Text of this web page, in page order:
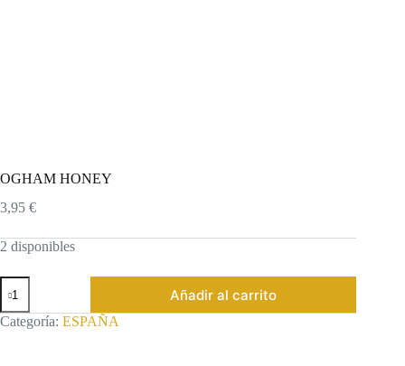
OGHAM HONEY
3,95 €
2 disponibles
OGHAM
HONEY
cantidad
Añadir al carrito
Categoría: ESPAÑA